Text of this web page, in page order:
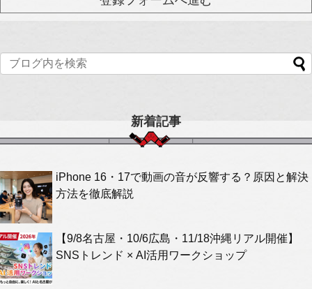
新着記事
iPhone 16・17で動画の音が反響する？原因と解決
方法を徹底解説
【9/8名古屋・10/6広島・11/18沖縄リアル開催】
SNSトレンド × AI活用ワークショップ